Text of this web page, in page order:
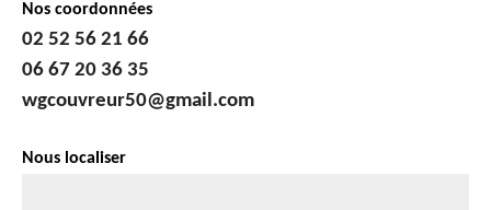
Nos coordonnées
02 52 56 21 66
06 67 20 36 35
wgcouvreur50@gmail.com
Nous localiser